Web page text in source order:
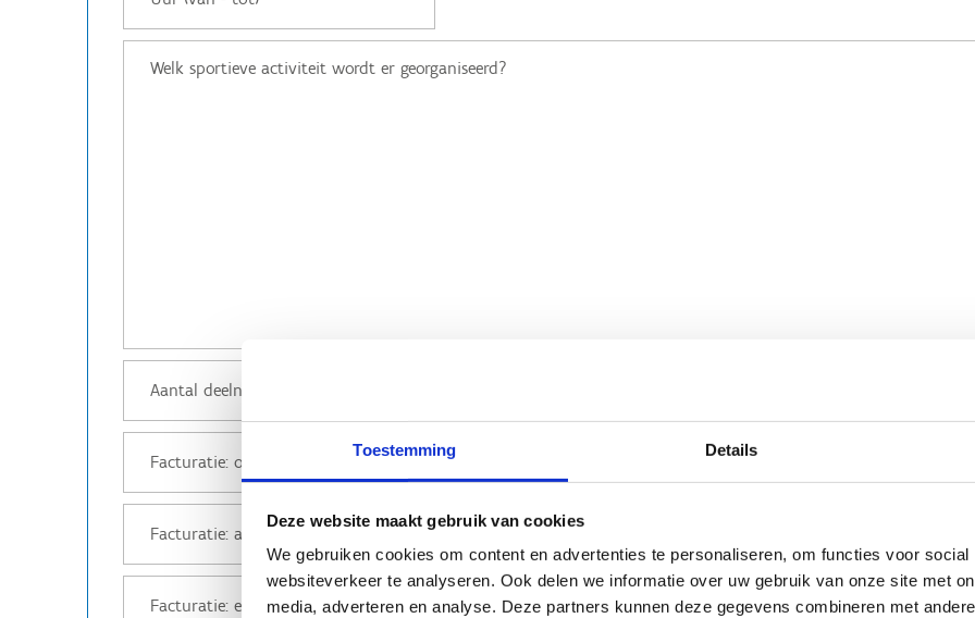
Toestemming Details
Deze website maakt gebruik van cookies
We gebruiken cookies om content en advertenties te personaliseren, om functies voor
websiteverkeer te analyseren. Ook delen we informatie over uw gebruik van onze site met
media, adverteren en analyse. Deze partners kunnen deze gegevens combineren met